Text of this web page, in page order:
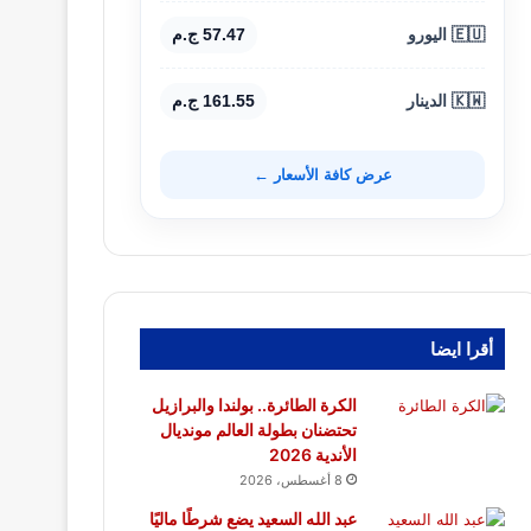
🇪🇺 اليورو 57.47 ج.م
🇰🇼 الدينار 161.55 ج.م
عرض كافة الأسعار ←
أقرا ايضا
الكرة الطائرة.. بولندا والبرازيل
تحتضنان بطولة العالم مونديال
الأندية 2026
8 أغسطس، 2026
عبد الله السعيد يضع شرطًا ماليًا